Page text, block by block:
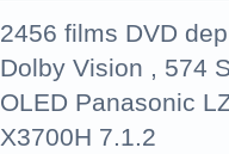
2456 films DVD
Dolby Vision , 574
OLED Panasonic
X3700H 7.1.2